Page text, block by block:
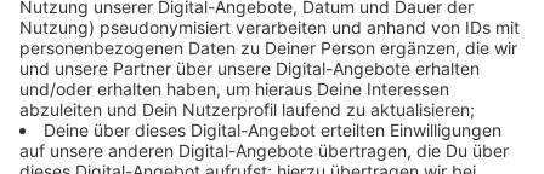
Die Paten bringen Willkommenstaschen mit, die mit
kleinen Geschenken fürs Baby und einem Ordner mit
vielen Informationen gefüllt sind. Dadurch bekommen
die Eltern wertvolle Hilfestellungen und Tipps an die
Hand. Um Pate zu werden muss man nicht zwingend
selbst Elternteil sein. Auch Rentner und Männer sind